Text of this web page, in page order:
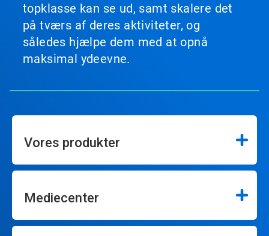
topklasse kan se ud, samt skalere det
på tværs af deres aktiviteter, og
således hjælpe dem med at opnå
maksimal ydeevne.
Vores produkter
Mediecenter